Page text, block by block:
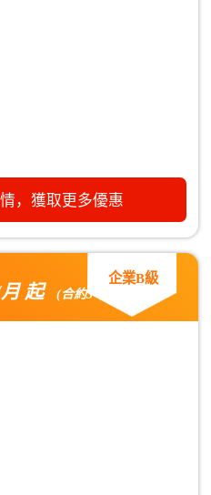
，獲取更多優惠
起 (合約3年)
企業B級